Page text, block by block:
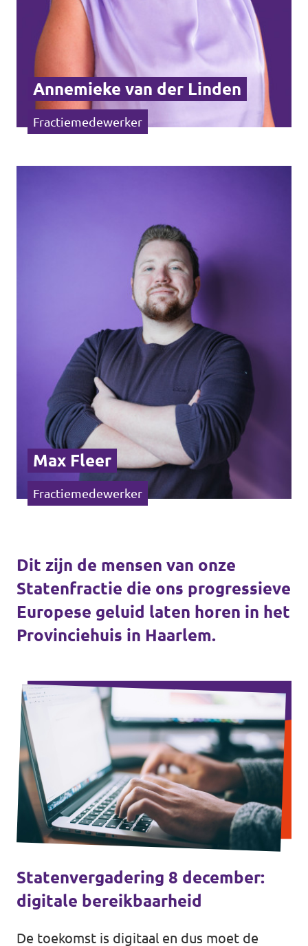
Annemieke van der Linden
Fractiemedewerker
Max Fleer
Fractiemedewerker
Dit zijn de mensen van onze
Statenfractie die ons progressieve
Europese geluid laten horen in het
Provinciehuis in Haarlem.
Statenvergadering 8 december:
digitale bereikbaarheid
De toekomst is digitaal en dus moet de